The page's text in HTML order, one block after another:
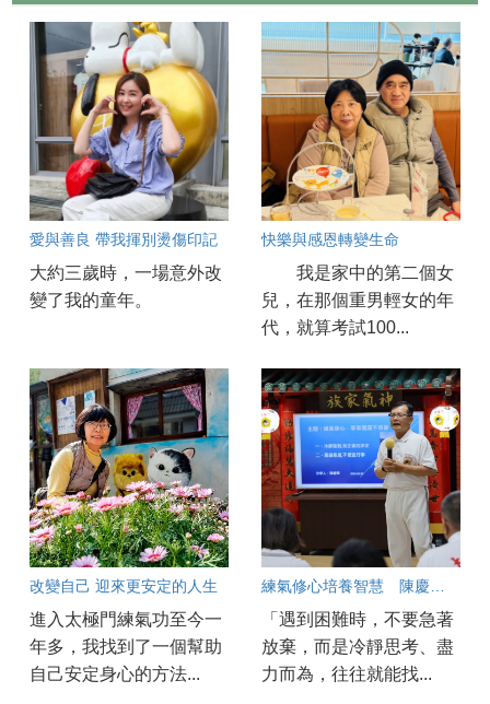
愛與善良 帶我揮別燙傷印記
大約三歲時，一場意外改
變了我的童年。
快樂與感恩轉變生命
我是家中的第二個女
兒，在那個重男輕女的年
代，就算考試100...
改變自己 迎來更安定的人生
進入太極門練氣功至今一
年多，我找到了一個幫助
自己安定身心的方法...
「遇到困難時，不要急著
放棄，而是冷靜思考、盡
力而為，往往就能找...